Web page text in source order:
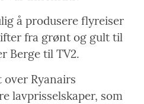
å produsere flyreiser
fra grønt og gult til
Berge til TV2.
Ryanairs
lavprisselskaper, som